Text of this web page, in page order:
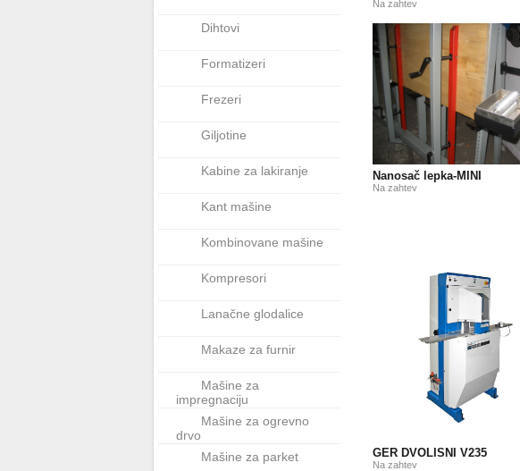
Dihtovi
Formatizeri
Frezeri
Giljotine
Kabine za lakiranje
Kant mašine
Kombinovane mašine
Kompresori
Lanačne glodalice
Makaze za furnir
Mašine za
impregnaciju
Mašine za ogrevno
drvo
Mašine za parket
Na zahtev
Nanosač lepka-MINI
Na zahtev
GER DVOLISNI V235
Na zahtev